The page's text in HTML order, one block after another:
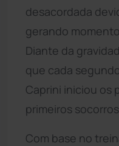
desacordada
gerando
Diante da
que cada
Caprini iniciou os
primeiros
Com base no